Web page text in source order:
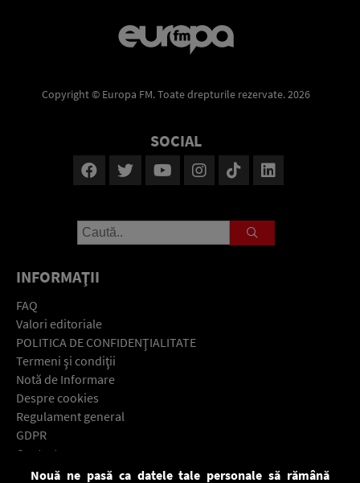
Copyright © Europa FM. Toate drepturile rezervate. 2026
SOCIAL
INFORMAŢII
FAQ
Valori editoriale
POLITICA DE CONFIDENŢIALITATE
Termeni şi condiţii
Notă de Informare
Despre cookies
Regulament general
GDPR
Contact
Nouă ne pasă ca datele tale personale să rămână